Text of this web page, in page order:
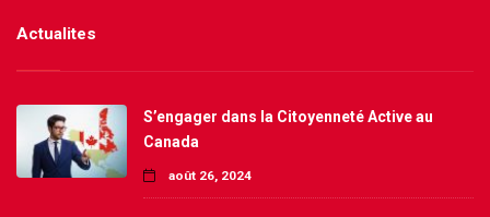
Actualites
S’engager dans la Citoyenneté Active au
Canada
août 26, 2024